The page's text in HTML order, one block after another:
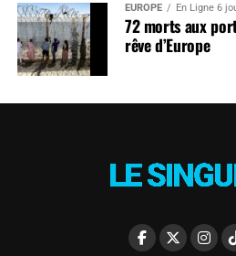
EUROPE En Ligne 6
72 morts aux
rêve d’Europe